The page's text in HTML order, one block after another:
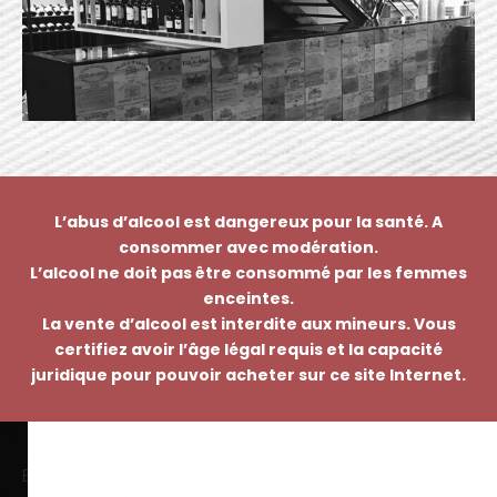
L’abus d’alcool est dangereux pour la santé. A
consommer avec modération.
L’alcool ne doit pas être consommé par les femmes
enceintes.
La vente d’alcool est interdite aux mineurs. Vous
certifiez avoir l’âge légal requis et la capacité
juridique pour pouvoir acheter sur ce site Internet.
EMMANUEL NASTI